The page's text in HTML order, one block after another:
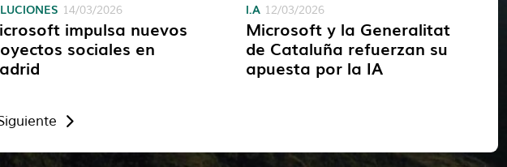
impulsa nuevos
sociales en
14/03/2026
Microsoft y la Generalitat
de Cataluña refuerzan su
apuesta por la IA
I.A 12/03/2026